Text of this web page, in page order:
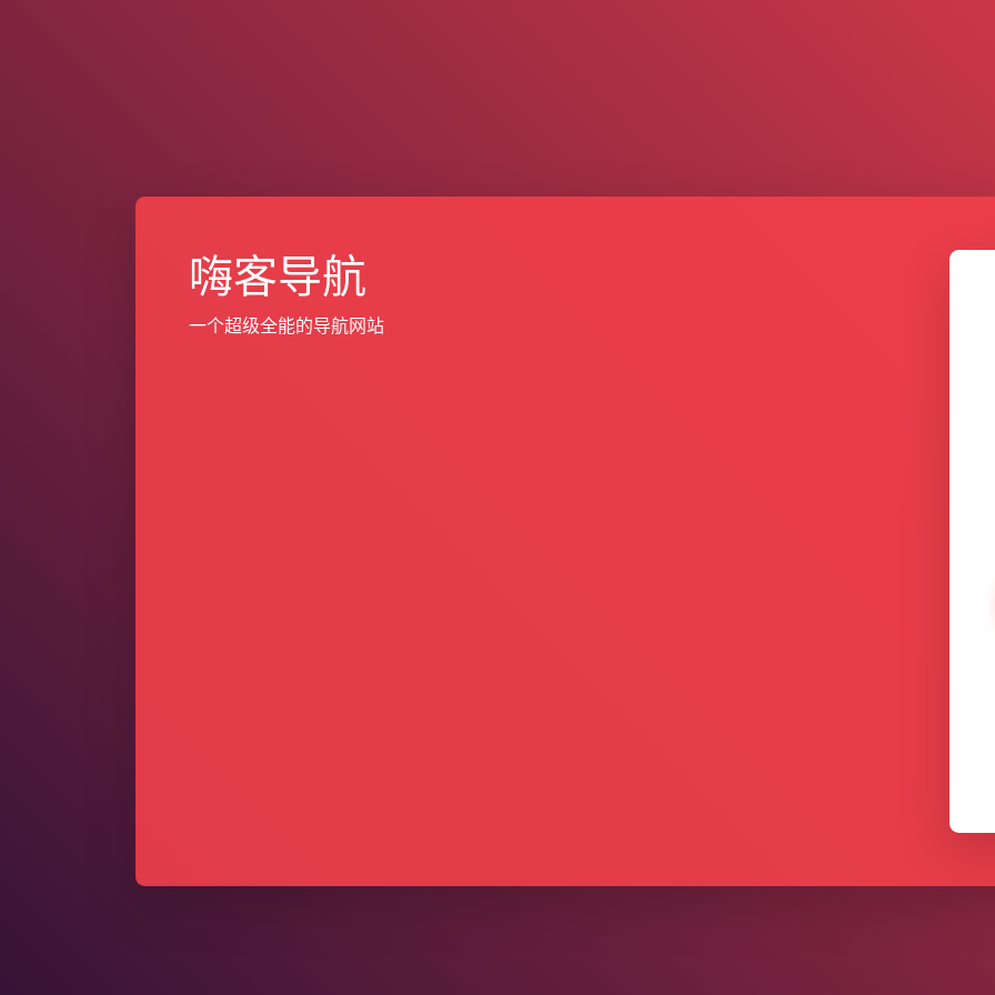
嗨客导航
一个超级全能的导航网站